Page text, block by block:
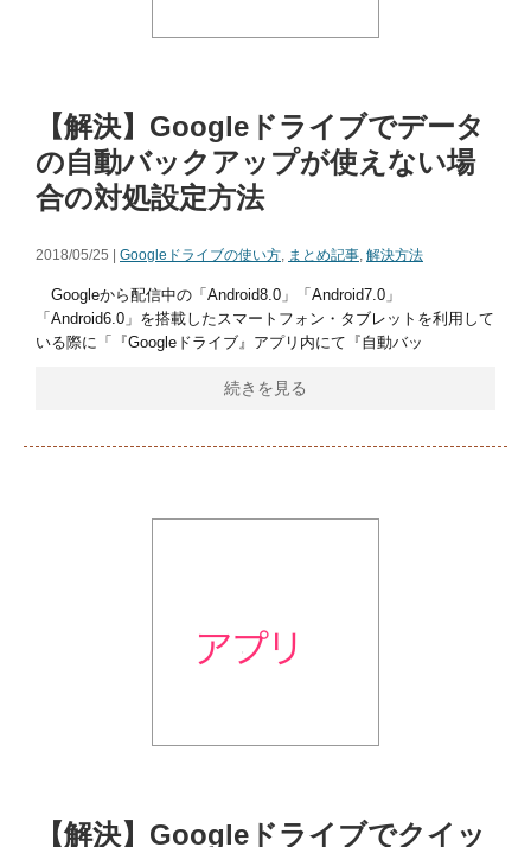
【解決】Googleドライブでデータ
の自動バックアップが使えない場
合の対処設定方法
2018/05/25 | Googleドライブの使い方, まとめ記事, 解決方法
Googleから配信中の「Android8.0」「Android7.0」
「Android6.0」を搭載したスマートフォン・タブレットを利用して
いる際に「『Googleドライブ』アプリ内にて『自動バッ
続きを見る
【解決】Googleドライブでクイッ